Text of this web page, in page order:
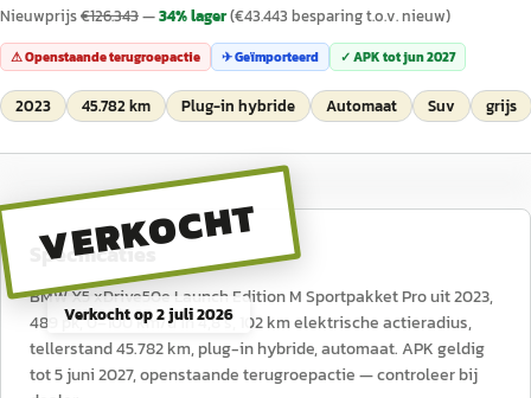
Nieuwprijs€126.343—34% lager(€43.443 besparing t.o.v. nieuw)
⚠ Openstaande terugroepactie ✈ Geïmporteerd ✓ APK totjun 2027
2023 45.782 km Plug-in hybride Automaat Suv grijs
VERKOCHT
Verkocht op2 juli 2026
Specificaties
BMW X5 xDrive50e Launch Edition M Sportpakket Pro uit 2023,
489 pk, 0–100 km/u in 4,8 s, 102 km elektrische actieradius,
tellerstand 45.782 km, plug-in hybride, automaat. APK geldig
tot 5 juni 2027, openstaande terugroepactie — controleer bij